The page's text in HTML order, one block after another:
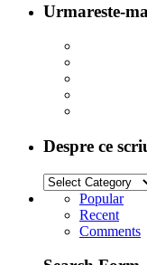
Urmareste-ma
Despre ce
Popular
Recent
Comments